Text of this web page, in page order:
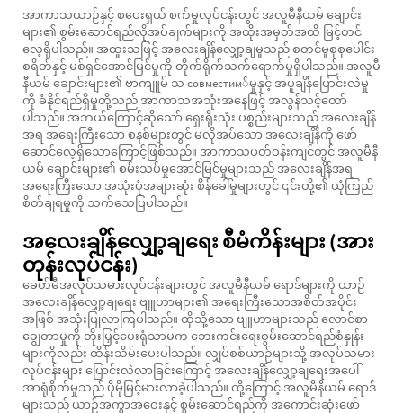
အာကာသယာဉ်နှင့် စပေးရှယ် စက်မှုလုပ်ငန်းတွင် အလူမီနီယမ် ချောင်း
များ၏ စွမ်းဆောင်ရည်လိုအပ်ချက်များကို အထိုးအမှတ်အထိ မြင့်တင်
လေ့ရှိပါသည်။ အထူးသဖြင့် အလေးချိန်လျှော့ချမှုသည် စတင်မှုစုစုပေါင်း
စရိတ်နှင့် မစ်ရှင်အောင်မြင်မှုကို တိုက်ရိုက်သက်ရောက်မှုရှိပါသည်။ အလူမီ
နီယမ် ချောင်းများ၏ ဗာကျူမ် သ совместим်မှုနှင့် အပူချိန်ပြောင်းလဲမှု
ကို ခံနိုင်ရည်ရှိမှုတို့သည် အာကာသအသုံးအနေဖြင့် အလွန်သင့်တော်
ပါသည်။ အဘယ်ကြောင့်ဆိုသော် ရှေးရိုးသုံး ပစ္စည်းများသည် အလေးချိန်
အရ အရေးကြီးသော စနစ်များတွင် မလိုအပ်သော အလေးချိန်ကို ဖော်
ဆောင်လေ့ရှိသောကြောင့်ဖြစ်သည်။ အာကာသပတ်ဝန်းကျင်တွင် အလူမီနီ
ယမ် ချောင်းများ၏ စမ်းသပ်မှုအောင်မြင်မှုများသည် အလေးချိန်အရ
အရေးကြီးသော အသုံးပုံအများဆုံး စိန်ခေါ်မှုများတွင် ၎င်းတို့၏ ယုံကြည်
စိတ်ချရမှုကို သက်သေပြပါသည်။
အလေးချိန်လျှော့ချရေး စီမံကိန်းများ (အား
တုန်းလုပ်ငန်း)
ခေတ်မီအလုပ်သမားလုပ်ငန်းများတွင် အလူမီနီယမ် ရောဒ်များကို ယာဉ်
အလေးချိန်လျှော့ချရေး ဗျူဟာများ၏ အရေးကြီးသောအစိတ်အပိုင်း
အဖြစ် အသုံးပြုလာကြပါသည်။ ထိုသို့သော ဗျူဟာများသည် လောင်စာ
ချွေတာမှုကို တိုးမြှင့်ပေးရုံသာမက ဘေးကင်းရေးစွမ်းဆောင်ရည်စံနှုန်း
များကိုလည်း ထိန်းသိမ်းပေးပါသည်။ လျှပ်စစ်ယာဉ်များသို့ အလုပ်သမား
လုပ်ငန်းများ ပြောင်းလဲလာခြင်းကြောင့် အလေးချိန်လျှော့ချရေးအပေါ်
အာရုံစိုက်မှုသည် ပိုမိုမြင့်မားလာခဲ့ပါသည်။ ထို့ကြောင့် အလူမီနီယမ် ရောဒ်
များသည် ယာဉ်အကွာအဝေးနှင့် စွမ်းဆောင်ရည်ကို အကောင်းဆုံးဖော်